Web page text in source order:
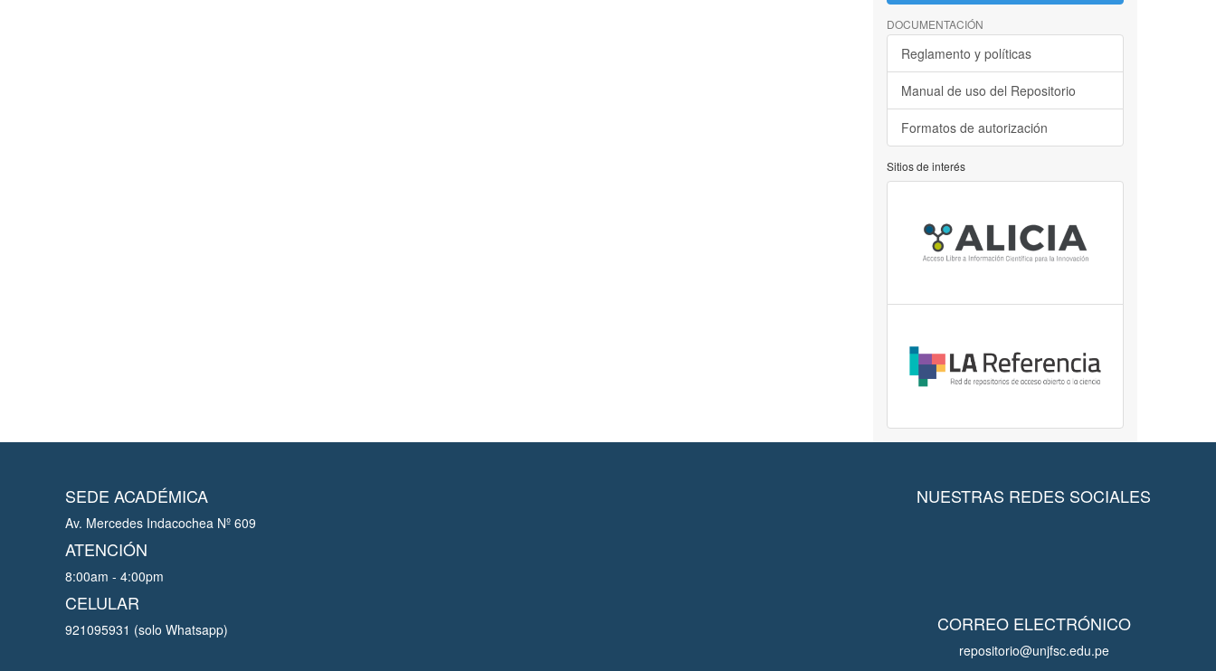
DOCUMENTACIÓN
Reglamento y políticas
Manual de uso del Repositorio
Formatos de autorización
Sitios de interés
SEDE ACADÉMICA
Av. Mercedes Indacochea Nº 609
ATENCIÓN
8:00am - 4:00pm
CELULAR
921095931 (solo Whatsapp)
NUESTRAS REDES SOCIALES
CORREO ELECTRÓNICO
repositorio@unjfsc.edu.pe